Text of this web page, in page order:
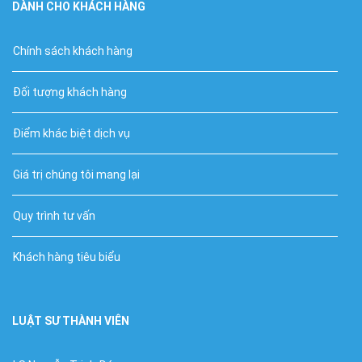
DÀNH CHO KHÁCH HÀNG
Chính sách khách hàng
Đối tượng khách hàng
Điểm khác biệt dịch vụ
Giá trị chúng tôi mang lại
Quy trình tư vấn
Khách hàng tiêu biểu
LUẬT SƯ THÀNH VIÊN